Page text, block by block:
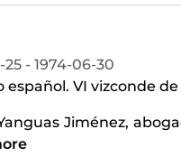
25 - 1974-06-30
VI vizconde de
Jiménez,